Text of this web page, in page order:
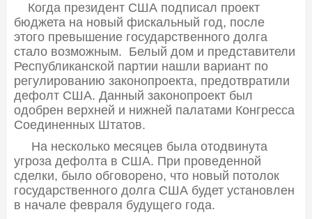
Когда президент США подписал проект
бюджета на новый фискальный год, после
этого превышение государственного долга
стало возможным. Белый дом и представители
Республиканской партии нашли вариант по
регулированию законопроекта, предотвратили
дефолт США. Данный законопроект был
одобрен верхней и нижней палатами Конгресса
Соединенных Штатов.
На несколько месяцев была отодвинута
угроза дефолта в США. При проведенной
сделки, было обговорено, что новый потолок
государственного долга США будет установлен
в начале февраля будущего года.